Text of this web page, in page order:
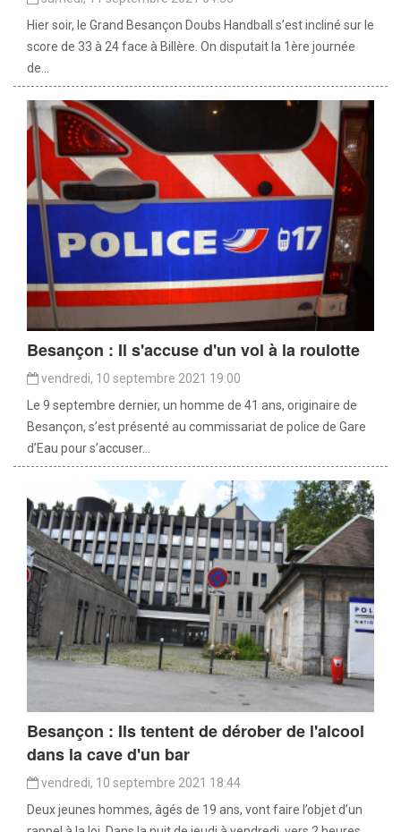
Hier soir, le Grand Besançon Doubs Handball s’est incliné sur le
score de 33 à 24 face à Billère. On disputait la 1ère journée
de...
Besançon : Il s'accuse d'un vol à la roulotte
vendredi, 10 septembre 2021 19:00
Le 9 septembre dernier, un homme de 41 ans, originaire de
Besançon, s’est présenté au commissariat de police de Gare
d’Eau pour s’accuser...
Besançon : Ils tentent de dérober de l'alcool
dans la cave d'un bar
vendredi, 10 septembre 2021 18:44
Deux jeunes hommes, âgés de 19 ans, vont faire l’objet d’un